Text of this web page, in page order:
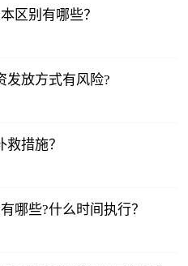
区别有哪些？
发放方式有风险?
措施？
哪些?什么时间执行？